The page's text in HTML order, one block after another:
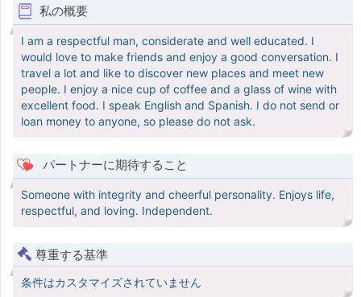
私の概要
I am a respectful man, considerate and well educated. I
would love to make friends and enjoy a good conversation. I
travel a lot and like to discover new places and meet new
people. I enjoy a nice cup of coffee and a glass of wine with
excellent food. I speak English and Spanish. I do not send or
loan money to anyone, so please do not ask.
パートナーに期待すること
Someone with integrity and cheerful personality. Enjoys life,
respectful, and loving. Independent.
尊重する基準
条件はカスタマイズされていません